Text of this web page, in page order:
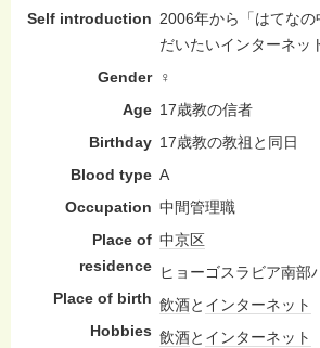
Self introduction 2006年から「はてな
だいたいインターネッ
Gender
♀
Age 17歳教の信者
Birthday 17歳教の教祖と同日
Blood type A
Occupation 中間管理職
Place of
residence
中京区
Place of birth
ヒョーゴスラビア南部
Hobbies
飲酒と インターネット
飲酒と インターネット